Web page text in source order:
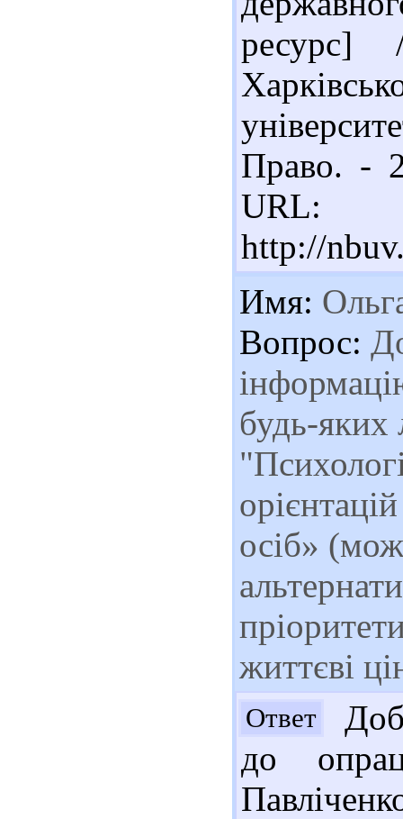
Право. -
URL:
http://
Имя:
Вопрос:
будь-яких
осіб»
життєві
Ответ
до